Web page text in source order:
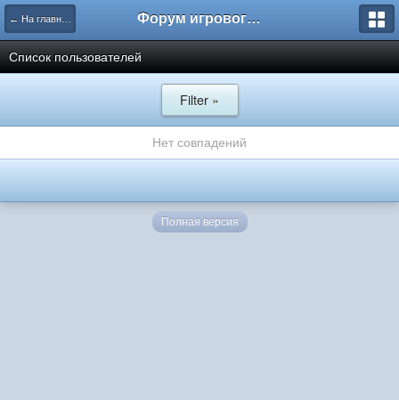
← На главную Форум игрового проекта Riverrise
Список пользователей
Filter »
Нет совпадений
Полная версия